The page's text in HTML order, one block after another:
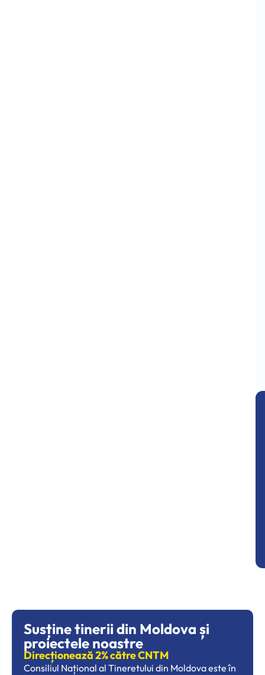
Susține tinerii din Moldova și
proiectele noastre
Direcționează 2% către CNTM
Consiliul Național al Tineretului din Moldova este în